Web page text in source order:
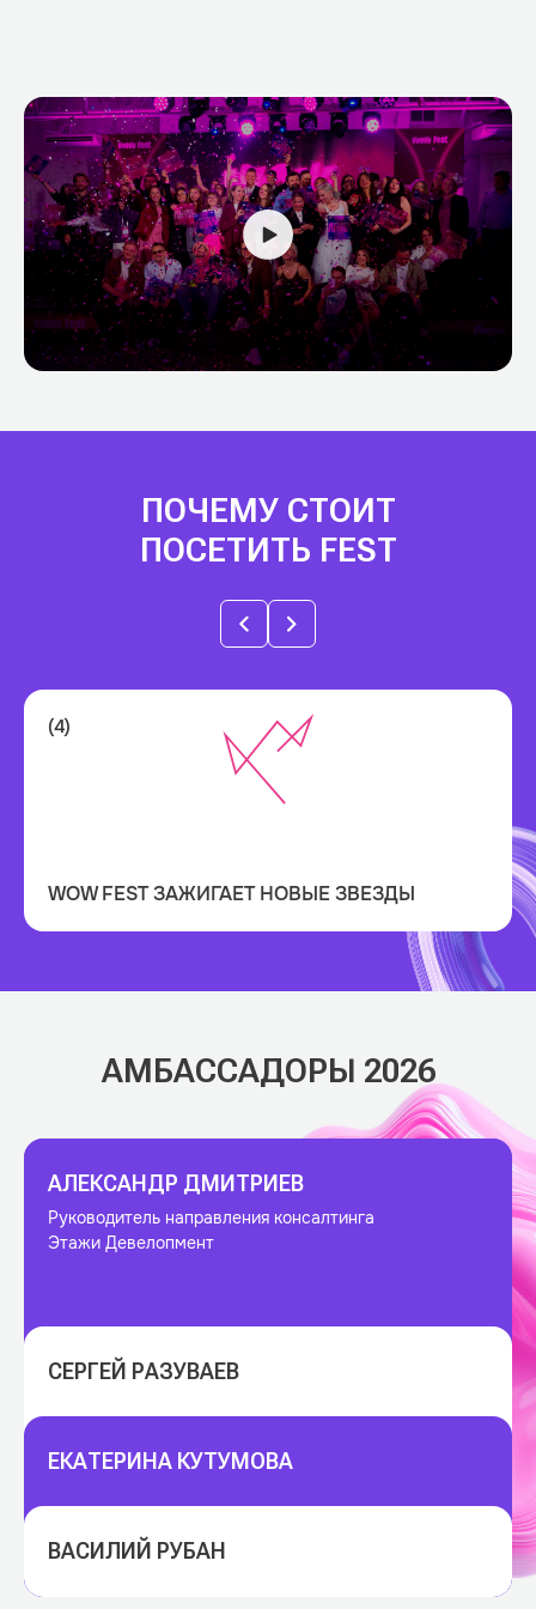
ПОЧЕМУ СТОИТ
ПОСЕТИТЬ FEST
(4)
WOW FEST ЗАЖИГАЕТ НОВЫЕ ЗВЕЗДЫ
А ПОБЕДИТЕЛЯМ БЫТЬ В ЦЕНТРЕ ВНИМАНИЯ
АМБАССАДОРЫ 2026
АЛЕКСАНДР ДМИТРИЕВ
Руководитель направления консалтинга
Этажи Девелопмент
СЕРГЕЙ РАЗУВАЕВ
ЕКАТЕРИНА КУТУМОВА
ВАСИЛИЙ РУБАН